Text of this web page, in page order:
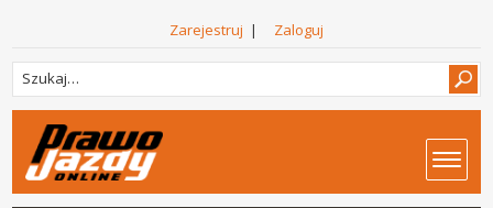
Zarejestruj | Zaloguj